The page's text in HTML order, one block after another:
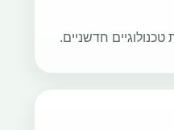
טכנולוגיים חדשניים.